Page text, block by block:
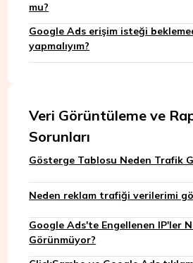
mu?
Google Ads erişim isteği
yapmalıyım?
Veri Görüntüleme ve
Sorunları
Gösterge Tablosu Neden Trafik
Neden reklam trafiği verilerimi
Google Ads'te Engellenen IP'ler
Görünmüyor?